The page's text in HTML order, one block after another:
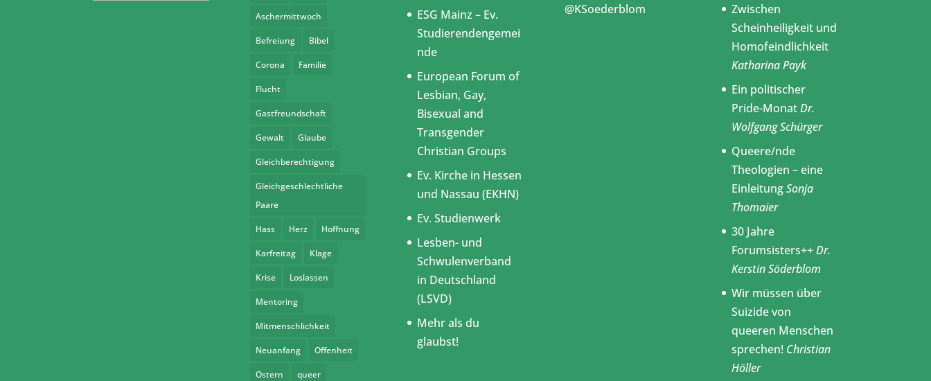
Aschermittwoch
Befreiung Bibel
Corona Familie
Flucht
Gastfreundschaft
Gewalt Glaube
Gleichberechtigung
Gleichgeschlechtliche
Paare
Hass Herz Hoffnung
Karfreitag Klage
Krise Loslassen
Mentoring
Mitmenschlichkeit
Neuanfang Offenheit
Ostern queer
ESG Mainz – Ev.
Studierendengemei
nde
European Forum of
Lesbian, Gay,
Bisexual and
Transgender
Christian Groups
Ev. Kirche in Hessen
und Nassau (EKHN)
Ev. Studienwerk
Lesben- und
Schwulenverband
in Deutschland
(LSVD)
Mehr als du
glaubst!
@KSoederblom
Zwischen
Scheinheiligkeit und
Homofeindlichkeit
Katharina Payk
Ein politischer
Pride-MonatDr.
Wolfgang Schürger
Queere/nde
Theologien – eine
EinleitungSonja
Thomaier
30 Jahre
Forumsisters++Dr.
Kerstin Söderblom
Wir müssen über
Suizide von
queeren Menschen
sprechen! Christian
Höller